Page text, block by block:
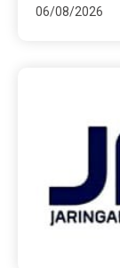
06/08/2026